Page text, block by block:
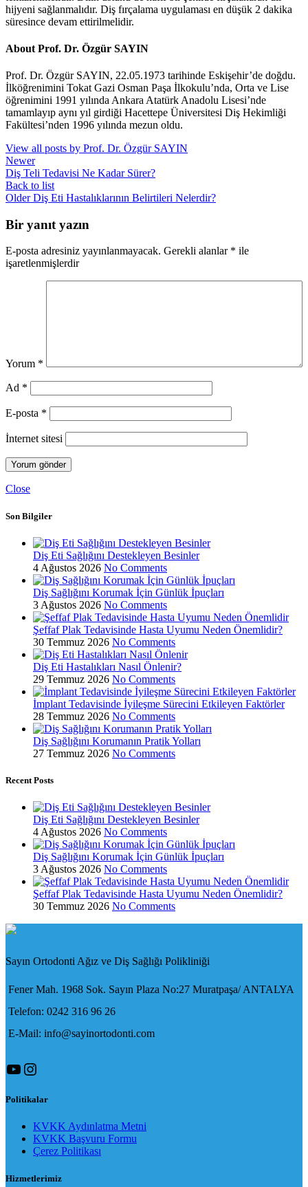
hijyeni sağlanmalıdır. Diş fırçalama uygulaması en düşük 2 dakika
süresince devam ettirilmelidir.
About Prof. Dr. Özgür SAYIN
Prof. Dr. Özgür SAYIN, 22.05.1973 tarihinde Eskişehir’de doğdu.
İlköğrenimini Tokat Gazi Osman Paşa İlkokulu’nda, Orta ve Lise
öğrenimini 1991 yılında Ankara Atatürk Anadolu Lisesi’nde
tamamlayıp aynı yıl girdiği Hacettepe Üniversitesi Diş Hekimliği
Fakültesi’nden 1996 yılında mezun oldu.
View all posts by Prof. Dr. Özgür SAYIN
Newer
Diş Teli Tedavisi Ne Kadar Sürer?
Back to list
Older Diş Eti Hastalıklarının Belirtileri Nelerdir?
Bir yanıt yazın
E-posta adresiniz yayınlanmayacak. Gerekli alanlar * ile
işaretlenmişlerdir
Yorum *
Ad *
E-posta *
İnternet sitesi
Close
Son Bilgiler
Diş Eti Sağlığını Destekleyen Besinler
4 Ağustos 2026 No Comments
Diş Sağlığını Korumak İçin Günlük İpuçları
3 Ağustos 2026 No Comments
Şeffaf Plak Tedavisinde Hasta Uyumu Neden Önemlidir?
30 Temmuz 2026 No Comments
Diş Eti Hastalıkları Nasıl Önlenir?
29 Temmuz 2026 No Comments
İmplant Tedavisinde İyileşme Sürecini Etkileyen Faktörler
28 Temmuz 2026 No Comments
Diş Sağlığını Korumanın Pratik Yolları
27 Temmuz 2026 No Comments
Recent Posts
Diş Eti Sağlığını Destekleyen Besinler
4 Ağustos 2026 No Comments
Diş Sağlığını Korumak İçin Günlük İpuçları
3 Ağustos 2026 No Comments
Şeffaf Plak Tedavisinde Hasta Uyumu Neden Önemlidir?
30 Temmuz 2026 No Comments
Sayın Ortodonti Ağız ve Diş Sağlığı Polikliniği
Fener Mah. 1968 Sok. Sayın Plaza No:27 Muratpaşa/ ANTALYA
Telefon: 0242 316 96 26
E-Mail: info@sayinortodonti.com
YouTube
Instagram
Politikalar
KVKK Aydınlatma Metni
KVKK Başvuru Formu
Çerez Politikası
Hizmetlerimiz